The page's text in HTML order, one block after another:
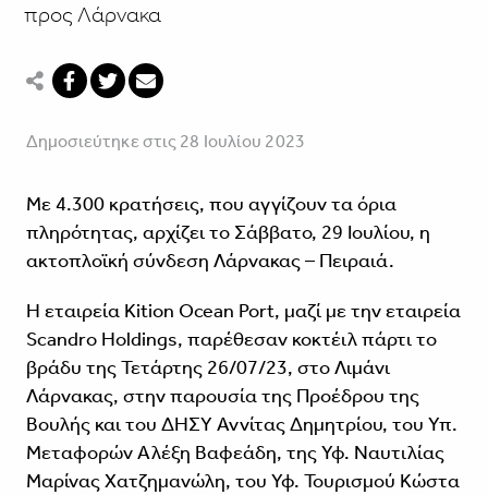
προς Λάρνακα
Δημοσιεύτηκε στις 28 Ιουλίου 2023
Με 4.300 κρατήσεις, που αγγίζουν τα όρια
πληρότητας, αρχίζει το Σάββατο, 29 Ιουλίου, η
ακτοπλοϊκή σύνδεση Λάρνακας – Πειραιά.
Η εταιρεία Kition Ocean Port, μαζί με την εταιρεία
Scandro Holdings, παρέθεσαν κοκτέιλ πάρτι το
βράδυ της Τετάρτης 26/07/23, στο Λιμάνι
Λάρνακας, στην παρουσία της Προέδρου της
Βουλής και του ΔΗΣΥ Αννίτας Δημητρίου, του Υπ.
Μεταφορών Αλέξη Βαφεάδη, της Υφ. Ναυτιλίας
Μαρίνας Χατζημανώλη, του Υφ. Τουρισμού Κώστα